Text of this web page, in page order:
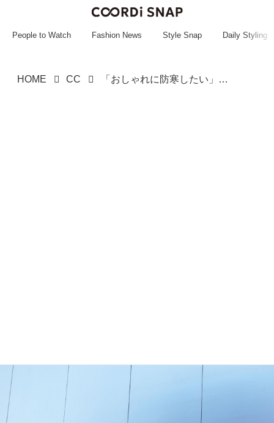
~~~~~~~~~~~
People to Watch Fashion News Style Snap Daily Styling
HOME CC 「おしゃれに防寒したい」なら →【3COINS】の「小物」が大活躍の予感♡